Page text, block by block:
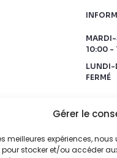
Gérer le
meilleures expériences,
pour stocker et/ou accéder
MARDI-
10:00 -
LUNDI-
FERMÉ